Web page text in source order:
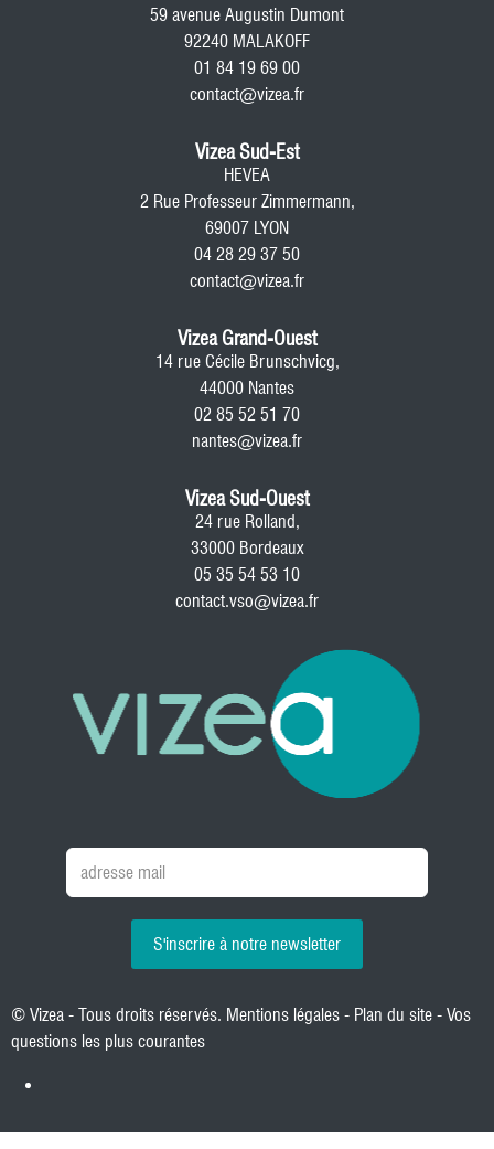
59 avenue Augustin Dumont
92240 MALAKOFF
01 84 19 69 00
contact@vizea.fr
Vizea Sud-Est
HEVEA
2 Rue Professeur Zimmermann,
69007 LYON
04 28 29 37 50
contact@vizea.fr
Vizea Grand-Ouest
14 rue Cécile Brunschvicg,
44000 Nantes
02 85 52 51 70
nantes@vizea.fr
Vizea Sud-Ouest
24 rue Rolland,
33000 Bordeaux
05 35 54 53 10
contact.vso@vizea.fr
S'inscrire à notre newsletter
© Vizea - Tous droits réservés. Mentions légales - Plan du site - Vos
questions les plus courantes